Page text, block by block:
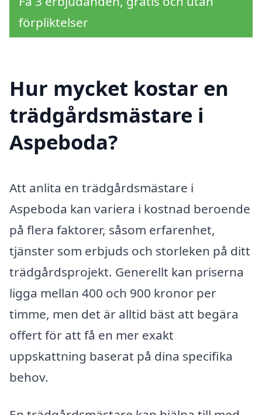
förpliktelser
Hur mycket kostar en
trädgårdsmästare i
Aspeboda?
Att anlita en trädgårdsmästare i
Aspeboda kan variera i kostnad beroende
på flera faktorer, såsom erfarenhet,
tjänster som erbjuds och storleken på ditt
trädgårdsprojekt. Generellt kan priserna
ligga mellan 400 och 900 kronor per
timme, men det är alltid bäst att begära
offert för att få en mer exakt
uppskattning baserat på dina specifika
behov.